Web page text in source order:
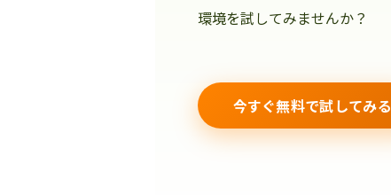
環境を試してみませんか？
今すぐ無料で試してみる